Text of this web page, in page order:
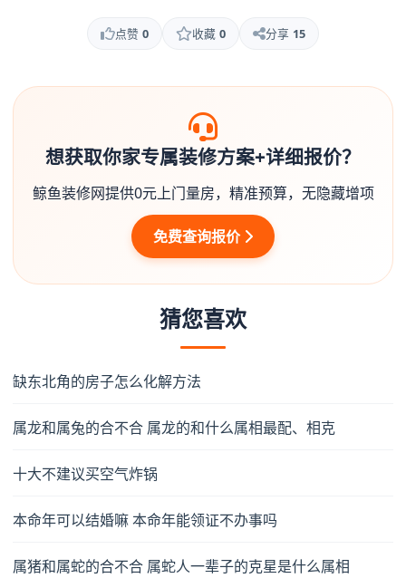
点赞 0 收藏 0 分享 15
想获取你家专属装修方案+详细报价？
鲸鱼装修网提供0元上门量房，精准预算，无隐藏增项
免费查询报价
猜您喜欢
缺东北角的房子怎么化解方法
属龙和属兔的合不合 属龙的和什么属相最配、相克
十大不建议买空气炸锅
本命年可以结婚嘛 本命年能领证不办事吗
属猪和属蛇的合不合 属蛇人一辈子的克星是什么属相